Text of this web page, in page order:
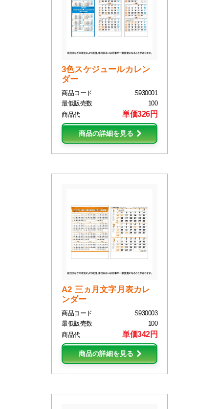
3色スケジュールカレン
ダー
商品コード
S930001
最低販売数
100
商品代
単価326円
商品の詳細を見る
A2 三ヵ月文字月表カレ
ンダー
商品コード
S930003
最低販売数
100
商品代
単価342円
商品の詳細を見る